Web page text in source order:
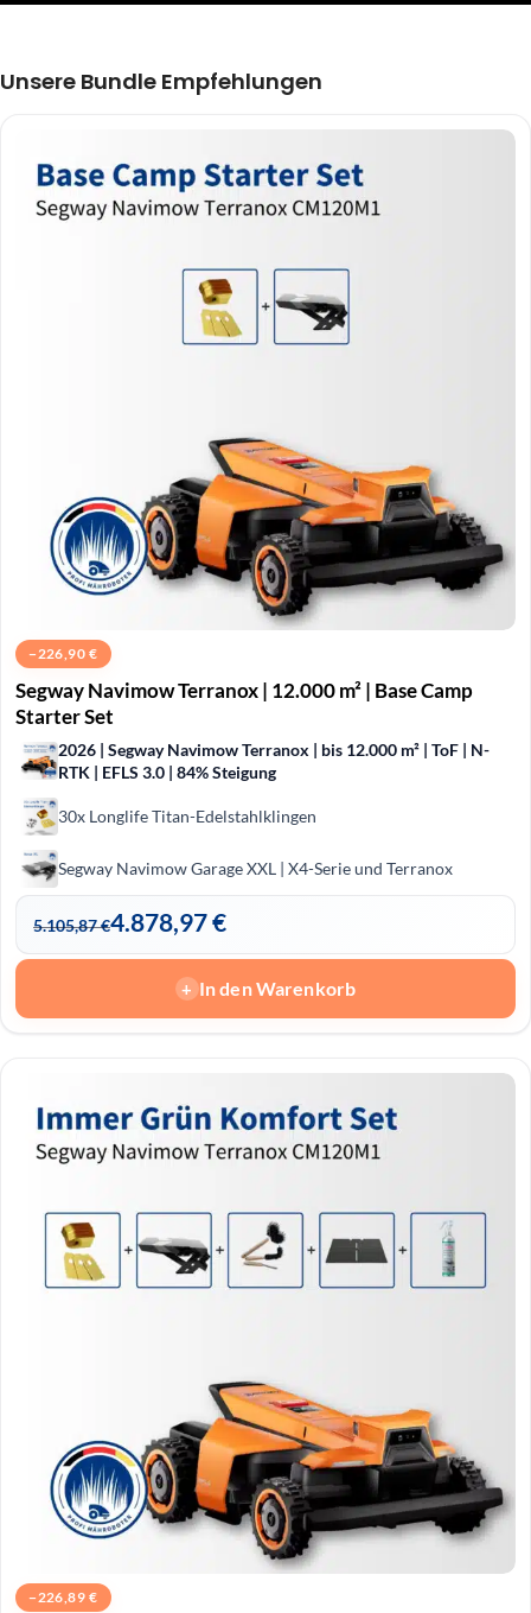
Unsere Bundle Empfehlungen
− 226,90 €
Segway Navimow Terranox | 12.000 m² | Base Camp
Starter Set
2026 | Segway Navimow Terranox | bis 12.000 m² | ToF | N-
RTK | EFLS 3.0 | 84% Steigung
30x Longlife Titan-Edelstahlklingen
Segway Navimow Garage XXL | X4-Serie und Terranox
5.105,87€4.878,97€
+ In den Warenkorb
− 226,89 €